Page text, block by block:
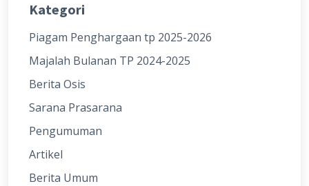
Kategori
Piagam Penghargaan tp 2025-2026
Majalah Bulanan TP 2024-2025
Berita Osis
Sarana Prasarana
Pengumuman
Artikel
Berita Umum